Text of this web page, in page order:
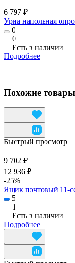
6 797 ₽
Урна напольная
0
0
Есть в наличии
Подробнее
Похожие товары
Быстрый просмотр
9 702 ₽
12 936 ₽
-25%
Ящик почтовый 11-
5
1
Есть в наличии
Подробнее